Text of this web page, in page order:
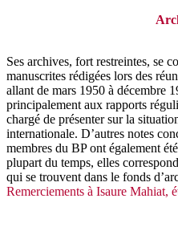
Ses archives, fort restreintes, se
manuscrites rédigées lors des
allant de mars 1950 à décembre
principalement aux rapports
chargé de présenter sur la
internationale. D’autres notes
membres du BP ont également
plupart du temps, elles
qui se trouvent dans le fonds
Remerciements à Isaure Mahiat,